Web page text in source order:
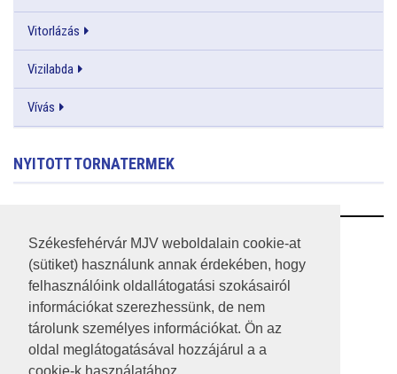
Székesfehérvár MJV weboldalain cookie-at
(sütiket) használunk annak érdekében, hogy
felhasználóink oldallátogatási szokásairól
információkat szerezhessünk, de nem
tárolunk személyes információkat. Ön az
oldal meglátogatásával hozzájárul a a
Vitorlázás
Vizilabda
Vívás
NYITOTT TORNATERMEK
RSS
A HONLAP 2017.03.31-I ÁLLAPOTA
JOGI NYILATKOZAT
IMPRESSZUM